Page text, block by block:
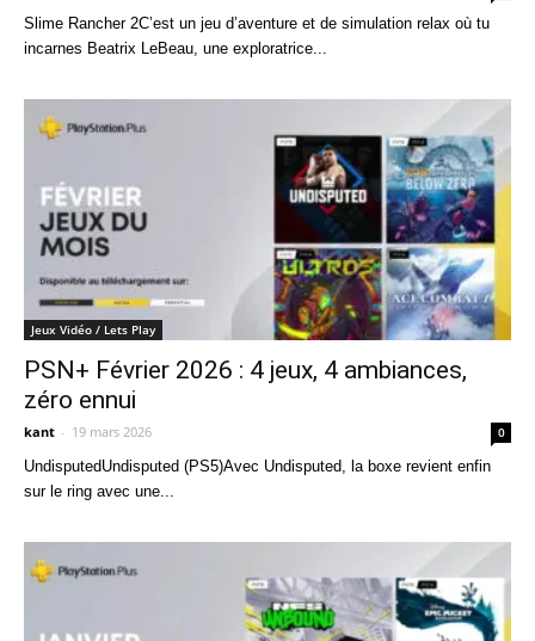
Slime Rancher 2C’est un jeu d’aventure et de simulation relax où tu
incarnes Beatrix LeBeau, une exploratrice...
Jeux Vidéo / Lets Play
PSN+ Février 2026 : 4 jeux, 4 ambiances,
zéro ennui
kant - 19 mars 2026 0
UndisputedUndisputed (PS5)Avec Undisputed, la boxe revient enfin
sur le ring avec une...